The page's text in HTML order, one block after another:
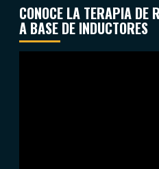
CONOCE LA TERAPIA DE
A BASE DE INDUCTORES